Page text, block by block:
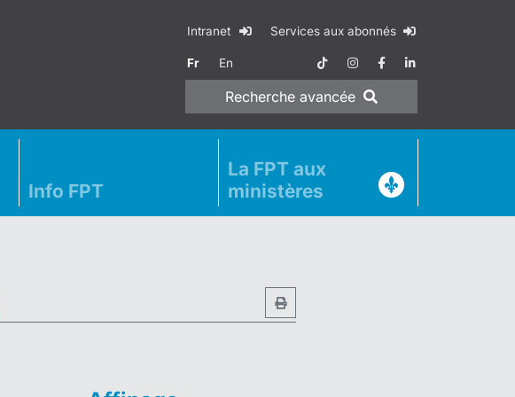
Intranet Services aux abonnés
Fr En
Recherche avancée
Info FPT
La FPT aux
ministères